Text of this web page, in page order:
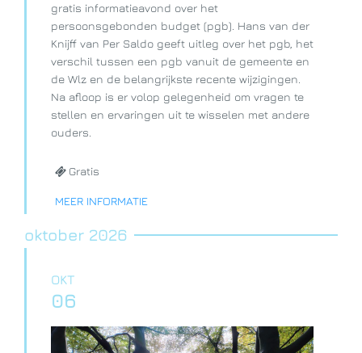
gratis informatieavond over het
persoonsgebonden budget (pgb). Hans van der
Knijff van Per Saldo geeft uitleg over het pgb, het
verschil tussen een pgb vanuit de gemeente en
de Wlz en de belangrijkste recente wijzigingen.
Na afloop is er volop gelegenheid om vragen te
stellen en ervaringen uit te wisselen met andere
ouders.
Gratis
MEER INFORMATIE
oktober 2026
OKT
06